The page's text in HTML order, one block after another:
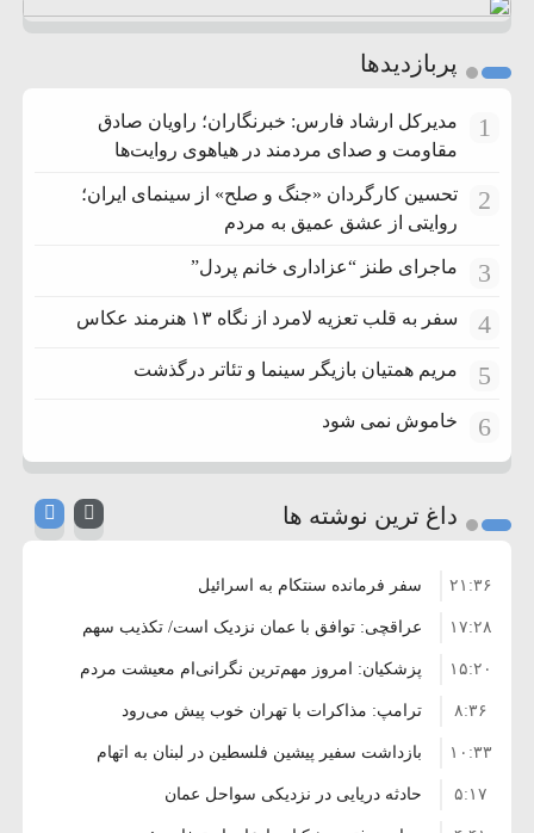
پربازدیدها
1
مدیرکل ارشاد فارس: خبرنگاران؛ راویان صادق
مقاومت و صدای مردمند در هیاهوی روایت‌ها
2
تحسین کارگردان «جنگ و صلح» از سینمای ایران؛
روایتی از عشق عمیق به مردم
3 ماجرای طنز “عزاداری خانم پردل”
4 سفر به قلب تعزیه لامرد از نگاه ۱۳ هنرمند عکاس
5 مریم همتیان بازیگر سینما و تئاتر درگذشت
6 خاموش نمی شود
داغ ترین نوشته ها
سفر فرمانده سنتکام به اسرائیل ۲۱:۳۶
عراقچی: توافق با عمان نزدیک است/ تکذیب سهم
۱۱ درصدی ایران از خزر
۱۷:۲۸
پزشکیان: امروز مهم‌ترین نگرانی‌ام معیشت مردم
است
۱۵:۲۰
ترامپ: مذاکرات با تهران خوب پیش می‌رود ۸:۳۶
بازداشت سفیر پیشین فلسطین در لبنان به اتهام
فساد و اختلاس اموال
۱۰:۳۳
حادثه دریایی در نزدیکی سواحل عمان ۵:۱۷